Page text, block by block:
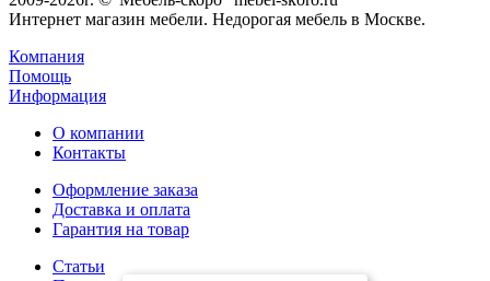
Интернет магазин мебели. Недорогая мебель в Москве.
Компания
Помощь
Информация
О компании
Контакты
Оформление заказа
Доставка и оплата
Гарантия на товар
Статьи